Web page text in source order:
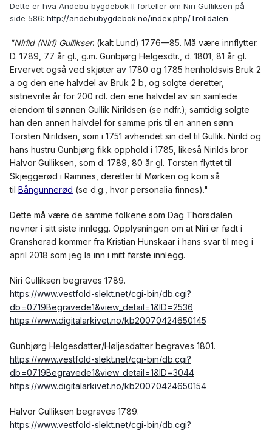
Dette er hva Andebu bygdebok II forteller om Niri Gulliksen på
side 586: http://andebubygdebok.no/index.php/Trolldalen
"Nirild (Niri) Gulliksen (kalt Lund) 1776—85. Må være innflytter.
D. 1789, 77 år gl., g.m. Gunbjørg Helgesdtr., d. 1801, 81 år gl.
Ervervet også ved skjøter av 1780 og 1785 henholdsvis Bruk 2
a og den ene halvdel av Bruk 2 b, og solgte deretter,
sistnevnte år for 200 rdl. den ene halvdel av sin samlede
eiendom til sønnen Gullik Nirildsen (se ndfr.); samtidig solgte
han den annen halvdel for samme pris til en annen sønn
Torsten Nirildsen, som i 1751 avhendet sin del til Gullik. Nirild og
hans hustru Gunbjørg fikk opphold i 1785, likeså Nirilds bror
Halvor Gulliksen, som d. 1789, 80 år gl. Torsten flyttet til
Skjeggerød i Ramnes, deretter til Mørken og kom så
til Bångunnerød (se d.g., hvor personalia finnes)."
Dette må være de samme folkene som Dag Thorsdalen
nevner i sitt siste innlegg. Opplysningen om at Niri er født i
Gransherad kommer fra Kristian Hunskaar i hans svar til meg i
april 2018 som jeg la inn i mitt første innlegg.
Niri Gulliksen begraves 1789.
https://www.vestfold-slekt.net/cgi-bin/db.cgi?
db=0719Begravede1&view_detail=1&ID=2536
https://www.digitalarkivet.no/kb20070424650145
Gunbjørg Helgesdatter/Høljesdatter begraves 1801.
https://www.vestfold-slekt.net/cgi-bin/db.cgi?
db=0719Begravede1&view_detail=1&ID=3044
https://www.digitalarkivet.no/kb20070424650154
Halvor Gulliksen begraves 1789.
https://www.vestfold-slekt.net/cgi-bin/db.cgi?